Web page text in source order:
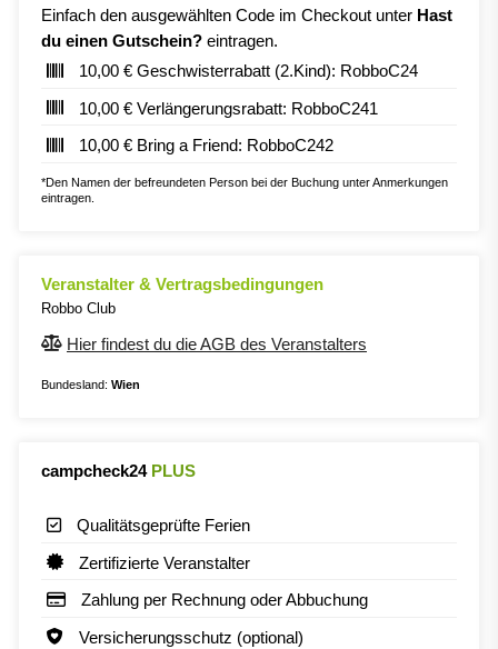
Einfach den ausgewählten Code im Checkout unter Hast
du einen Gutschein? eintragen.
10,00 € Geschwisterrabatt (2.Kind): RobboC24
10,00 € Verlängerungsrabatt: RobboC241
10,00 € Bring a Friend: RobboC242
*Den Namen der befreundeten Person bei der Buchung unter Anmerkungen
eintragen.
Veranstalter & Vertragsbedingungen
Robbo Club
Hier findest du die AGB des Veranstalters
Bundesland: Wien
campcheck24 PLUS
Qualitätsgeprüfte Ferien
Zertifizierte Veranstalter
Zahlung per Rechnung oder Abbuchung
Versicherungsschutz (optional)